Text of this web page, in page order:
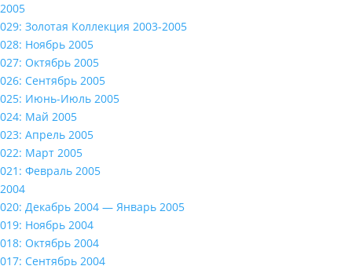
2005
029: Золотая Коллекция 2003-2005
028: Ноябрь 2005
027: Октябрь 2005
026: Сентябрь 2005
025: Июнь-Июль 2005
024: Май 2005
023: Апрель 2005
022: Март 2005
021: Февраль 2005
2004
020: Декабрь 2004 — Январь 2005
019: Ноябрь 2004
018: Октябрь 2004
017: Сентябрь 2004